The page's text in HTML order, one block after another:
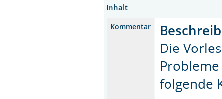
Inhalt
Kommentar
Die
folgende